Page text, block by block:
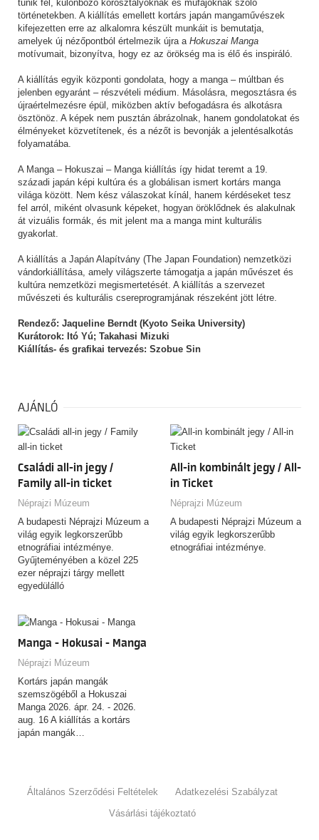
tűnik fel, különböző korosztályoknak és műfajoknak szóló
történetekben. A kiállítás emellett kortárs japán mangaművészek
kifejezetten erre az alkalomra készült munkáit is bemutatja,
amelyek új nézőpontból értelmezik újra a Hokuszai Manga
motívumait, bizonyítva, hogy ez az örökség ma is élő és inspiráló.
A kiállítás egyik központi gondolata, hogy a manga – múltban és
jelenben egyaránt – részvételi médium. Másolásra, megosztásra és
újraértelmezésre épül, miközben aktív befogadásra és alkotásra
ösztönöz. A képek nem pusztán ábrázolnak, hanem gondolatokat és
élményeket közvetítenek, és a nézőt is bevonják a jelentésalkotás
folyamatába.
A Manga – Hokuszai – Manga kiállítás így hidat teremt a 19.
századi japán képi kultúra és a globálisan ismert kortárs manga
világa között. Nem kész válaszokat kínál, hanem kérdéseket tesz
fel arról, miként olvasunk képeket, hogyan öröklődnek és alakulnak
át vizuális formák, és mit jelent ma a manga mint kulturális
gyakorlat.
A kiállítás a Japán Alapítvány (The Japan Foundation) nemzetközi
vándorkiállítása, amely világszerte támogatja a japán művészet és
kultúra nemzetközi megismertetését. A kiállítás a szervezet
művészeti és kulturális csereprogramjának részeként jött létre.
Rendező: Jaqueline Berndt (Kyoto Seika University)
Kurátorok: Itó Yú; Takahasi Mizuki
Kiállítás- és grafikai tervezés: Szobue Sin
AJÁNLÓ
Családi all-in jegy /
Family all-in ticket
Néprajzi Múzeum
A budapesti Néprajzi Múzeum a
világ egyik legkorszerűbb
etnográfiai intézménye.
Gyűjteményében a közel 225
ezer néprajzi tárgy mellett
egyedülálló
All-in kombinált jegy / All-
in Ticket
Néprajzi Múzeum
A budapesti Néprajzi Múzeum a
világ egyik legkorszerűbb
etnográfiai intézménye.
Manga - Hokusai - Manga
Néprajzi Múzeum
Kortárs japán mangák
szemszögéből a Hokuszai
Manga 2026. ápr. 24. - 2026.
aug. 16 A kiállítás a kortárs
japán mangák…
Általános Szerződési Feltételek
Adatkezelési Szabályzat
Vásárlási tájékoztató